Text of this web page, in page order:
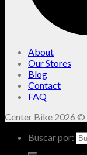
About
Our Stores
Blog
Contact
FAQ
Center Bike 2026 ©
Buscar por: